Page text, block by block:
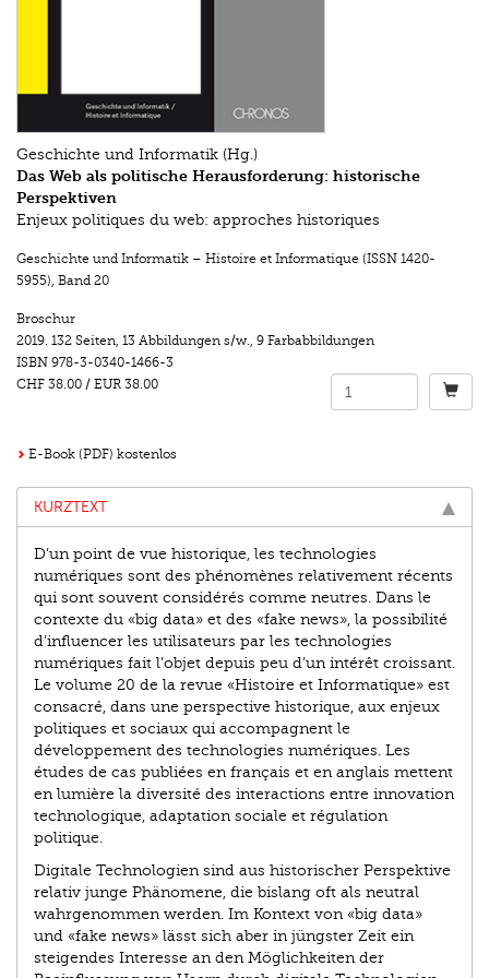
Geschichte und Informatik (Hg.)
Das Web als politische Herausforderung: historische
Perspektiven
Enjeux politiques du web: approches historiques
Geschichte und Informatik – Histoire et Informatique (ISSN 1420-
5955), Band 20
Broschur
2019. 132 Seiten, 13 Abbildungen s/w., 9 Farbabbildungen
ISBN 978-3-0340-1466-3
CHF 38.00 / EUR 38.00
E-Book (PDF) kostenlos
KURZTEXT
D’un point de vue historique, les technologies
numériques sont des phénomènes relativement récents
qui sont souvent considérés comme neutres. Dans le
contexte du «big data» et des «fake news», la possibilité
d’influencer les utilisateurs par les technologies
numériques fait l’objet depuis peu d’un intérêt croissant.
Le volume 20 de la revue «Histoire et Informatique» est
consacré, dans une perspective historique, aux enjeux
politiques et sociaux qui accompagnent le
développement des technologies numériques. Les
études de cas publiées en français et en anglais mettent
en lumière la diversité des interactions entre innovation
technologique, adaptation sociale et régulation
politique.
Digitale Technologien sind aus historischer Perspektive
relativ junge Phänomene, die bislang oft als neutral
wahrgenommen werden. Im Kontext von «big data»
und «fake news» lässt sich aber in jüngster Zeit ein
steigendes Interesse an den Möglichkeiten der